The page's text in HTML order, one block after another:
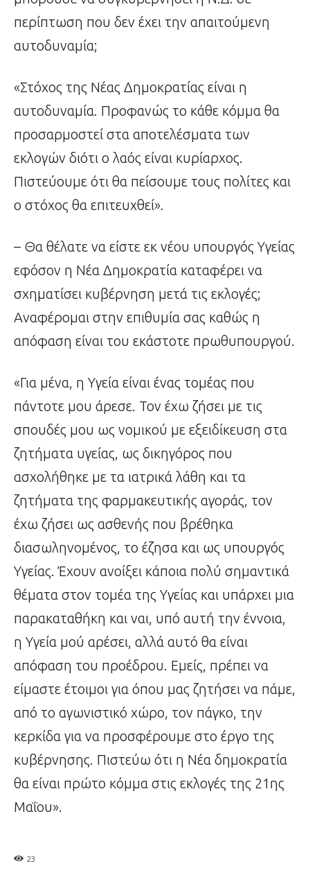
περίπτωση που δεν έχει την απαιτούμενη
αυτοδυναμία;
«Στόχος της Νέας Δημοκρατίας είναι η
αυτοδυναμία. Προφανώς το κάθε κόμμα θα
προσαρμοστεί στα αποτελέσματα των
εκλογών διότι ο λαός είναι κυρίαρχος.
Πιστεύουμε ότι θα πείσουμε τους πολίτες και
ο στόχος θα επιτευχθεί».
– Θα θέλατε να είστε εκ νέου υπουργός Υγείας
εφόσον η Νέα Δημοκρατία καταφέρει να
σχηματίσει κυβέρνηση μετά τις εκλογές;
Αναφέρομαι στην επιθυμία σας καθώς η
απόφαση είναι του εκάστοτε πρωθυπουργού.
«Για μένα, η Υγεία είναι ένας τομέας που
πάντοτε μου άρεσε. Τον έχω ζήσει με τις
σπουδές μου ως νομικού με εξειδίκευση στα
ζητήματα υγείας, ως δικηγόρος που
ασχολήθηκε με τα ιατρικά λάθη και τα
ζητήματα της φαρμακευτικής αγοράς, τον
έχω ζήσει ως ασθενής που βρέθηκα
διασωληνομένος, το έζησα και ως υπουργός
Υγείας. Έχουν ανοίξει κάποια πολύ σημαντικά
θέματα στον τομέα της Υγείας και υπάρχει μια
παρακαταθήκη και ναι, υπό αυτή την έννοια,
η Υγεία μού αρέσει, αλλά αυτό θα είναι
απόφαση του προέδρου. Εμείς, πρέπει να
είμαστε έτοιμοι για όπου μας ζητήσει να πάμε,
από το αγωνιστικό χώρο, τον πάγκο, την
κερκίδα για να προσφέρουμε στο έργο της
κυβέρνησης. Πιστεύω ότι η Νέα δημοκρατία
θα είναι πρώτο κόμμα στις εκλογές της 21ης
Μαΐου».
23